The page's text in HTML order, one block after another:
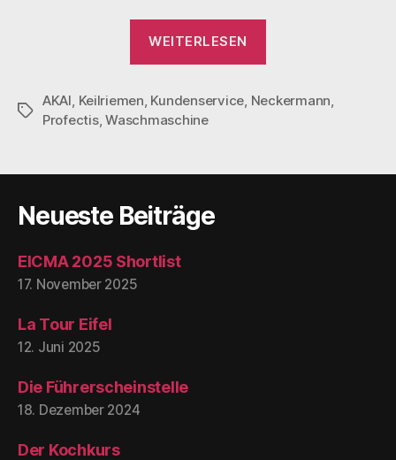
WEITERLESEN
mit
(AKA
Schlagwörter
AKAI, Keilriemen, Kundenservice, Neckermann,
Profectis,Waschmaschine
Neueste Beiträge
EICMA 2025 Shortlist
17. November 2025
La Tour Eifel
12. Juni 2025
Die Führerscheinstelle
18. Dezember 2024
Der Kochkurs